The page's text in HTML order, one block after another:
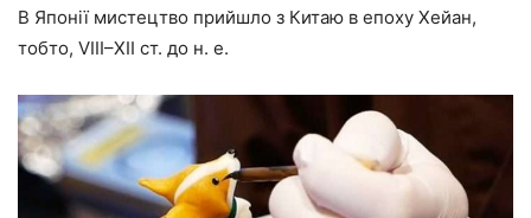
В Японії мистецтво прийшло з Китаю в епоху Хейан,
тобто, VIII–XII ст. до н. е.